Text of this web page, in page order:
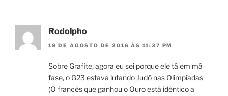
Rodolpho
19 DE AGOSTO DE 2016 ÀS 11:37 PM
Sobre Grafite, agora eu sei porque ele tá em má
fase, o G23 estava lutando Judô nas Olimpíadas
(O francês que ganhou o Ouro está idêntico a